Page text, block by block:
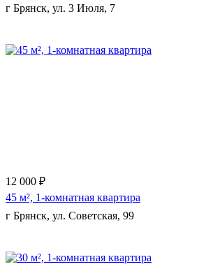
г Брянск, ул. 3 Июля, 7
12 000 ₽
45 м², 1-комнатная квартира
г Брянск, ул. Советская, 99